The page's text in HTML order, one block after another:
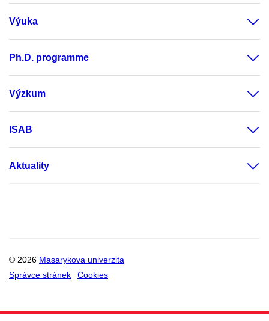
Výuka
Ph.D. programme
Výzkum
ISAB
Aktuality
© 2026 Masarykova univerzita
Správce stránek
Cookies